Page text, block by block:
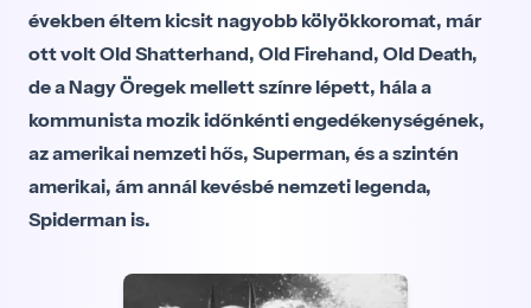
években éltem kicsit nagyobb kölyökkoromat, már
ott volt Old Shatterhand, Old Firehand, Old Death,
de a Nagy Öregek mellett színre lépett, hála a
kommunista mozik időnkénti engedékenységének,
az amerikai nemzeti hős, Superman, és a szintén
amerikai, ám annál kevésbé nemzeti legenda,
Spiderman is.